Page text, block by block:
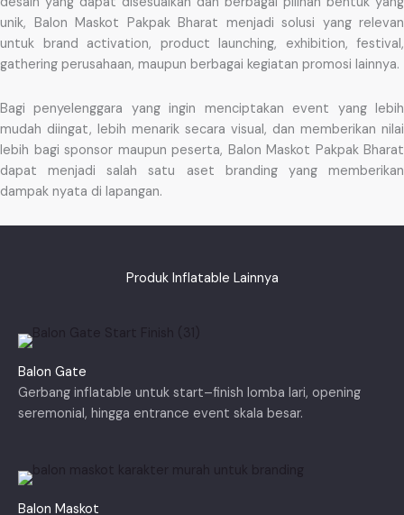
unik, Balon Maskot Pakpak Bharat menjadi solusi yang relevan
untuk brand activation, product launching, exhibition, festival,
gathering perusahaan, maupun berbagai kegiatan promosi lainnya.
Bagi penyelenggara yang ingin menciptakan event yang lebih
mudah diingat, lebih menarik secara visual, dan memberikan nilai
lebih bagi sponsor maupun peserta, Balon Maskot Pakpak Bharat
dapat menjadi salah satu aset branding yang memberikan
dampak nyata di lapangan.
Produk Inflatable Lainnya
Balon Gate
Gerbang inflatable untuk start–finish lomba lari, opening
seremonial, hingga entrance event skala besar.
Balon Maskot